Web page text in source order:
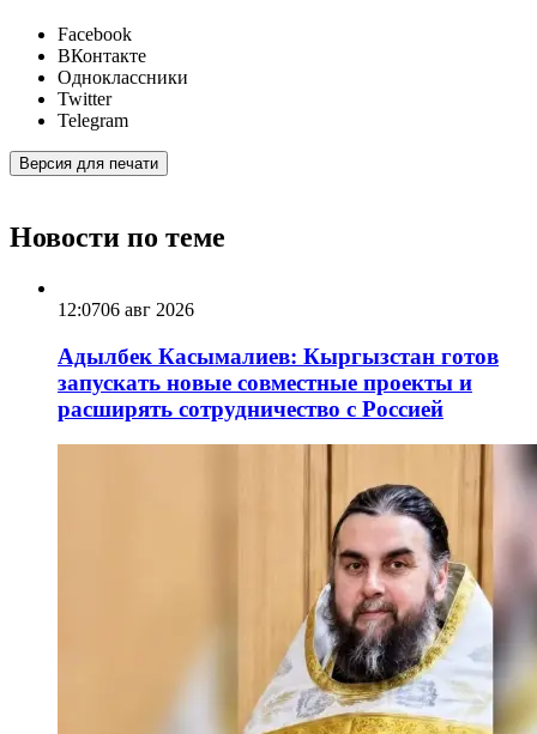
Facebook
ВКонтакте
Одноклассники
Twitter
Telegram
Версия для печати
Новости по теме
12:0706 авг 2026
Адылбек Касымалиев: Кыргызстан готов
запускать новые совместные проекты и
расширять сотрудничество с Россией